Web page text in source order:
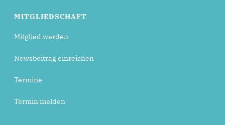
MITGLIEDSCHAFT
Mitglied werden
Newsbeitrag einreichen
Termine
Termin melden